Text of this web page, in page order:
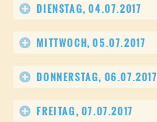
DIENSTAG, 04.07.2017
MITTWOCH, 05.07.2017
DONNERSTAG, 06.07.2017
FREITAG, 07.07.2017